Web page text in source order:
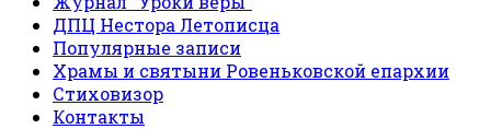
ДПЦ Нестора Летописца
Популярные записи
Храмы и святыни Ровеньковской епархии
Стиховизор
Контакты